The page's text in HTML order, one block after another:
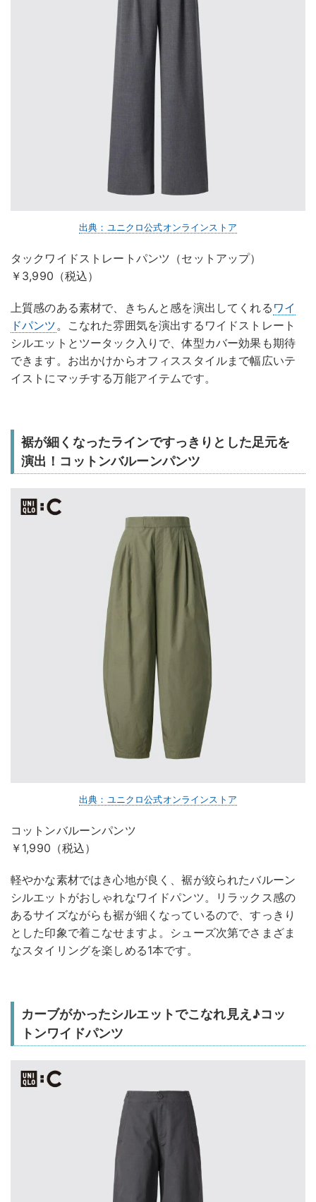
出典：ユニクロ公式オンラインストア
タックワイドストレートパンツ（セットアップ）
￥3,990（税込）
上質感のある素材で、きちんと感を演出してくれる ワイ
ドパンツ。こなれた雰囲気を演出するワイドストレート
シルエットとツータック入りで、体型カバー効果も期待
できます。お出かけからオフィススタイルまで幅広いテ
イストにマッチする万能アイテムです。
裾が細くなったラインですっきりとした足元を
演出！コットンバルーンパンツ
出典：ユニクロ公式オンラインストア
コットンバルーンパンツ
￥1,990（税込）
軽やかな素材ではき心地が良く、裾が絞られたバルーン
シルエットがおしゃれなワイドパンツ。リラックス感の
あるサイズながらも裾が細くなっているので、すっきり
とした印象で着こなせますよ。シューズ次第でさまざま
なスタイリングを楽しめる1本です。
カーブがかったシルエットでこなれ見え♪コッ
トンワイドパンツ